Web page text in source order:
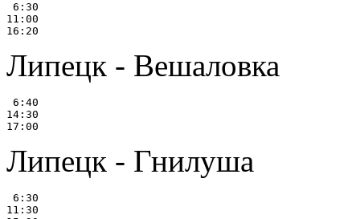
6:30
11:00
Липецк - Вешаловка
6:40
14:30
Липецк - Гнилуша
6:30
11:30